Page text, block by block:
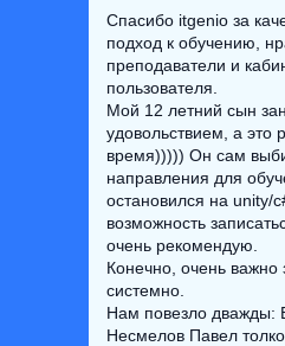
Спасибо itgenio за
подход к обучению,
преподаватели и
пользователя.
Мой 12 летний сын
удовольствием, а это
время))))) Он сам
направления для
остановился на unity/
возможность
очень рекомендую.
Конечно, очень важно
системно.
Нам повезло дважды:
Несмелов Павел